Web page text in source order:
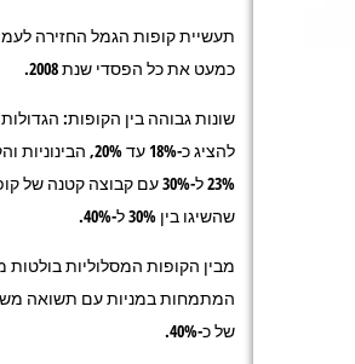
תעשיית קופות הגמל החזירה
כמעט את כל הפסדי שנת 2008.
שונות גבוהה בין הקופות:
להציג כ-18% עד 20%,
23% ל-30% עם קבוצה קטנה של
שהשיגו בין 30% ל-40%.
מבין הקופות המסלוליות בולטות
המתמחות במניות עם תשואה
של כ-40%.